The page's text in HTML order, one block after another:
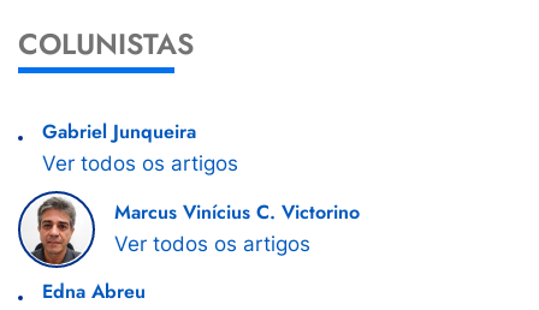
COLUNISTAS
Gabriel Junqueira
Ver todos os artigos
Marcus Vinícius C. Victorino
Ver todos os artigos
Edna Abreu